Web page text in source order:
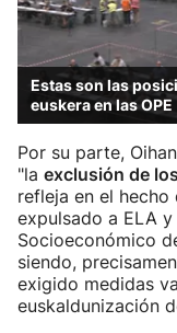
Estas son las
euskera en las OPE
Por su parte,
"la exclusión de
refleja en el hecho
expulsado a ELA
Socioeconómico
siendo,
exigido medidas
euskaldunización